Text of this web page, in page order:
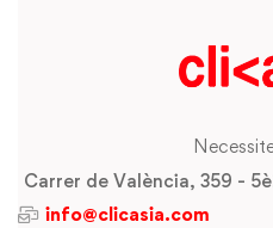
Carrer de València, 359 -
info@clicasia.com